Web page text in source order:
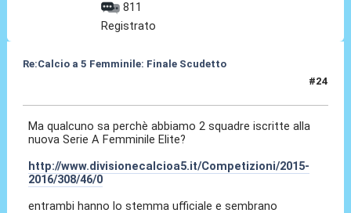
811
Registrato
Re:Calcio a 5 Femminile: Finale Scudetto
#24
Ma qualcuno sa perchè abbiamo 2 squadre iscritte alla
nuova Serie A Femminile Elite?
http://www.divisionecalcioa5.it/Competizioni/2015-
2016/308/46/0
entrambi hanno lo stemma ufficiale e sembrano